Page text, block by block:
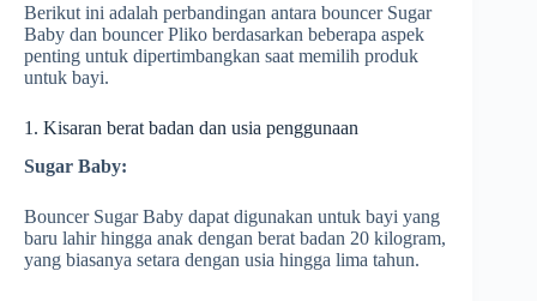
Berikut ini adalah perbandingan antara bouncer Sugar
Baby dan bouncer Pliko berdasarkan beberapa aspek
penting untuk dipertimbangkan saat memilih produk
untuk bayi.
1. Kisaran berat badan dan usia penggunaan
Sugar Baby:
Bouncer Sugar Baby dapat digunakan untuk bayi yang
baru lahir hingga anak dengan berat badan 20 kilogram,
yang biasanya setara dengan usia hingga lima tahun.